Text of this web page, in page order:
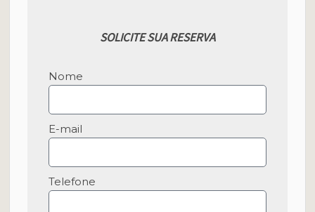
SOLICITE SUA RESERVA
Nome
E-mail
Telefone